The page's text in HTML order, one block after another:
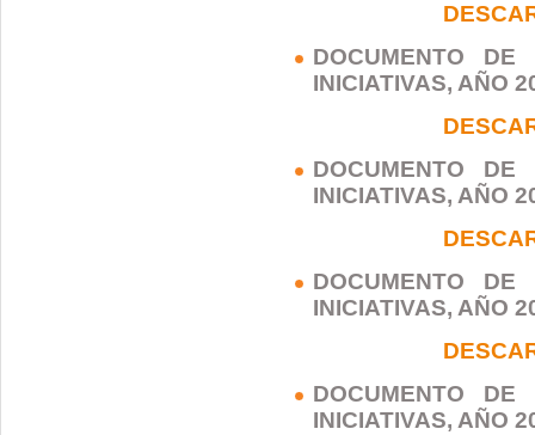
DOCUMENTO DE
INICIATIVAS, AÑO
DOCUMENTO DE
INICIATIVAS, AÑO
DOCUMENTO DE
INICIATIVAS, AÑO
DOCUMENTO DE
INICIATIVAS, AÑO